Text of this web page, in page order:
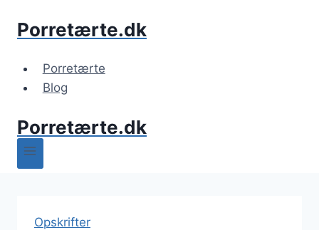
Porretærte.dk
Porretærte
Blog
Porretærte.dk
Opskrifter